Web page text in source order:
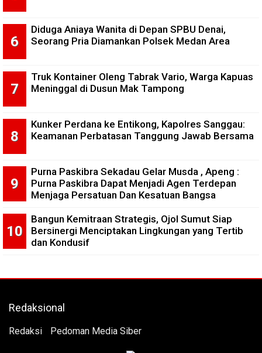
Diduga Aniaya Wanita di Depan SPBU Denai,
Seorang Pria Diamankan Polsek Medan Area
Truk Kontainer Oleng Tabrak Vario, Warga Kapuas
Meninggal di Dusun Mak Tampong
Kunker Perdana ke Entikong, Kapolres Sanggau:
Keamanan Perbatasan Tanggung Jawab Bersama
Purna Paskibra Sekadau Gelar Musda , Apeng :
Purna Paskibra Dapat Menjadi Agen Terdepan
Menjaga Persatuan Dan Kesatuan Bangsa
Bangun Kemitraan Strategis, Ojol Sumut Siap
Bersinergi Menciptakan Lingkungan yang Tertib
dan Kondusif
Redaksional
Redaksi Pedoman Media Siber